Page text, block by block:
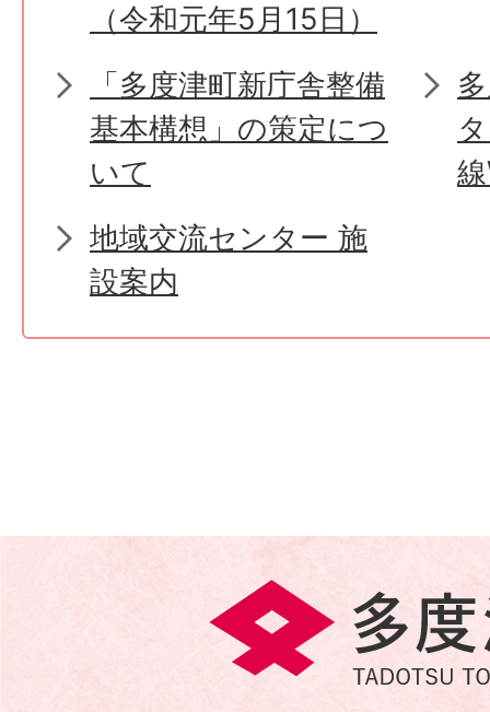
（令和元年5月15日）
「多度津町新庁舎整備
基本構想」の策定につ
いて
地域交流センター 施
設案内
多
度